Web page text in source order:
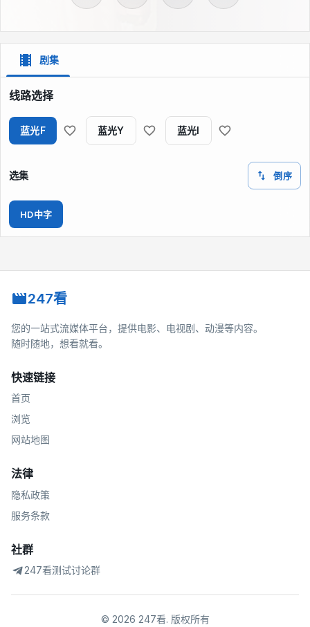
剧集
线路选择
蓝光F 蓝光Y 蓝光I
选集 倒序
HD中字
247看
您的一站式流媒体平台，提供电影、电视剧、动漫等内容。
随时随地，想看就看。
快速链接
首页
浏览
网站地图
法律
隐私政策
服务条款
社群
247看测试讨论群
© 2026 247看. 版权所有